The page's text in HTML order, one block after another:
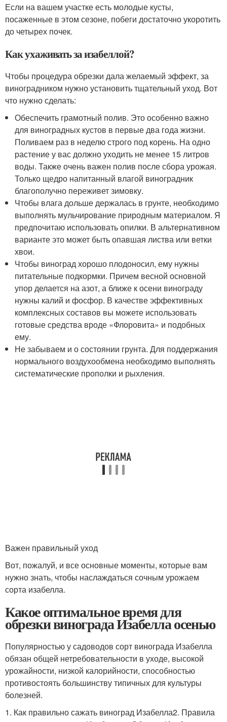
Если на вашем участке есть молодые кусты,
посаженные в этом сезоне, побеги достаточно укоротить
до четырех почек.
Как ухаживать за изабеллой?
Чтобы процедура обрезки дала желаемый эффект, за
виноградником нужно установить тщательный уход. Вот
что нужно сделать:
Обеспечить грамотный полив. Это особенно важно
для виноградных кустов в первые два года жизни.
Поливаем раз в неделю строго под корень. На одно
растение у вас должно уходить не менее 15 литров
воды. Также очень важен полив после сбора урожая.
Только щедро напитанный влагой виноградник
благополучно переживет зимовку.
Чтобы влага дольше держалась в грунте, необходимо
выполнять мульчирование природным материалом. Я
предпочитаю использовать опилки. В альтернативном
варианте это может быть опавшая листва или ветки
хвои.
Чтобы виноград хорошо плодоносил, ему нужны
питательные подкормки. Причем весной основной
упор делается на азот, а ближе к осени винограду
нужны калий и фосфор. В качестве эффективных
комплексных составов вы можете использовать
готовые средства вроде «Флоровита» и подобных
ему.
Не забываем и о состоянии грунта. Для поддержания
нормального воздухообмена необходимо выполнять
систематические прополки и рыхления.
Важен правильный уход
Вот, пожалуй, и все основные моменты, которые вам
нужно знать, чтобы наслаждаться сочным урожаем
сорта изабелла.
Какое оптимальное время для
обрезки винограда Изабелла осенью
Популярностью у садоводов сорт винограда Изабелла
обязан общей нетребовательности в уходе, высокой
урожайности, низкой калорийности, способностью
противостоять большинству типичных для культуры
болезней.
1. Как правильно сажать виноград Изабелла2. Правила